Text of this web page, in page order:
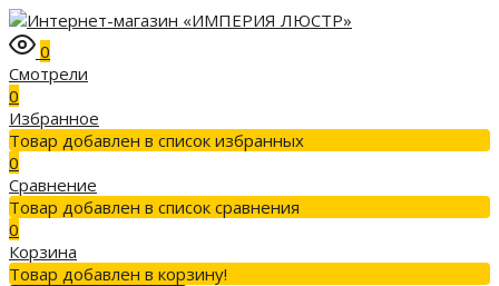
0
Смотрели
0
Избранное
Товар добавлен в список избранных
0
Сравнение
Товар добавлен в список сравнения
0
Корзина
Товар добавлен в корзину!